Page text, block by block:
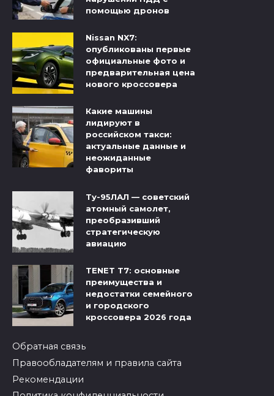
помощью дронов
Nissan NX7:
опубликованы первые
официальные фото и
предварительная цена
нового кроссовера
Какие машины
лидируют в
российском такси:
актуальные данные и
неожиданные
фавориты
Ту-95ЛАЛ — советский
атомный самолет,
преобразивший
стратегическую
авиацию
TENET T7: основные
преимущества и
недостатки семейного
и городского
кроссовера 2026 года
Обратная связь
Правообладателям и правила сайта
Рекомендации